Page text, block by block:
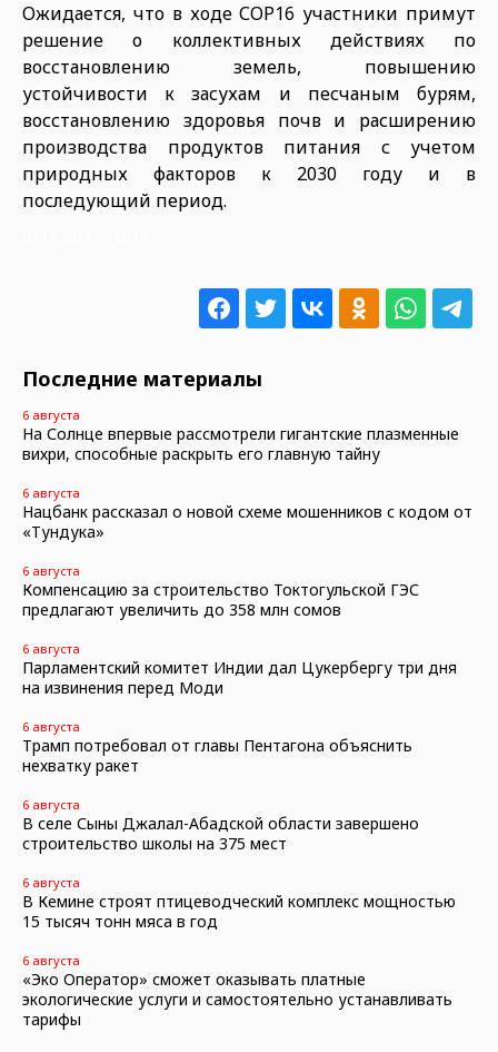
Ожидается, что в ходе СOP16 участники примут
решение о коллективных действиях по
восстановлению земель, повышению
устойчивости к засухам и песчаным бурям,
восстановлению здоровья почв и расширению
производства продуктов питания с учетом
природных факторов к 2030 году и в
последующий период.
Последние материалы
6 августа
На Солнце впервые рассмотрели гигантские плазменные
вихри, способные раскрыть его главную тайну
6 августа
Нацбанк рассказал о новой схеме мошенников с кодом от
«Тундука»
6 августа
Компенсацию за строительство Токтогульской ГЭС
предлагают увеличить до 358 млн сомов
6 августа
Парламентский комитет Индии дал Цукербергу три дня
на извинения перед Моди
6 августа
Трамп потребовал от главы Пентагона объяснить
нехватку ракет
6 августа
В селе Сыны Джалал-Абадской области завершено
строительство школы на 375 мест
6 августа
В Кемине строят птицеводческий комплекс мощностью
15 тысяч тонн мяса в год
6 августа
«Эко Оператор» сможет оказывать платные
экологические услуги и самостоятельно устанавливать
тарифы